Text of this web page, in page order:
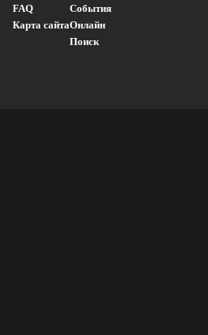
FAQ
Карта сайта
События
Онлайн
Поиск